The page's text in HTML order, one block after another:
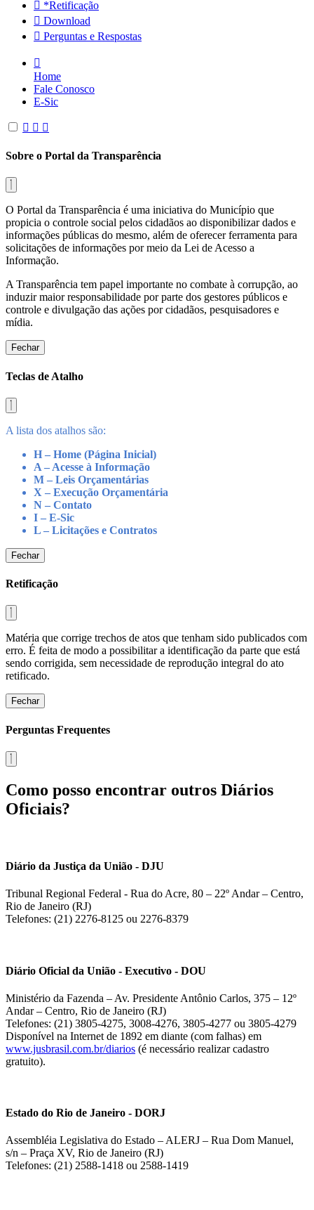
*Retificação
Download
Perguntas e Respostas
Home
Fale Conosco
E-Sic
Sobre o Portal da Transparência
O Portal da Transparência é uma iniciativa do Município que
propicia o controle social pelos cidadãos ao disponibilizar dados e
informações públicas do mesmo, além de oferecer ferramenta para
solicitações de informações por meio da Lei de Acesso a
Informação.
A Transparência tem papel importante no combate à corrupção, ao
induzir maior responsabilidade por parte dos gestores públicos e
controle e divulgação das ações por cidadãos, pesquisadores e
mídia.
Fechar
Teclas de Atalho
A lista dos atalhos são:
H – Home (Página Inicial)
A – Acesse à Informação
M – Leis Orçamentárias
X – Execução Orçamentária
N – Contato
I – E-Sic
L – Licitações e Contratos
Fechar
Retificação
Matéria que corrige trechos de atos que tenham sido publicados com
erro. É feita de modo a possibilitar a identificação da parte que está
sendo corrigida, sem necessidade de reprodução integral do ato
retificado.
Fechar
Perguntas Frequentes
Como posso encontrar outros Diários
Oficiais?
Diário da Justiça da União - DJU
Tribunal Regional Federal - Rua do Acre, 80 – 22º Andar – Centro,
Rio de Janeiro (RJ)
Telefones: (21) 2276-8125 ou 2276-8379
Diário Oficial da União - Executivo - DOU
Ministério da Fazenda – Av. Presidente Antônio Carlos, 375 – 12º
Andar – Centro, Rio de Janeiro (RJ)
Telefones: (21) 3805-4275, 3008-4276, 3805-4277 ou 3805-4279
Disponível na Internet de 1892 em diante (com falhas) em
www.jusbrasil.com.br/diarios (é necessário realizar cadastro
gratuito).
Estado do Rio de Janeiro - DORJ
Assembléia Legislativa do Estado – ALERJ – Rua Dom Manuel,
s/n – Praça XV, Rio de Janeiro (RJ)
Telefones: (21) 2588-1418 ou 2588-1419